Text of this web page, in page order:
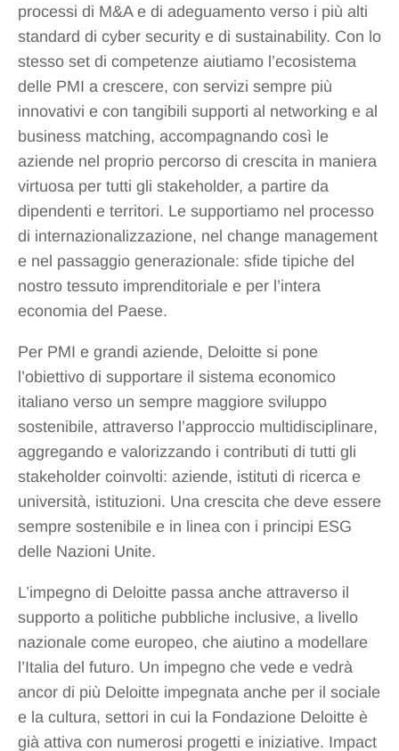
processi di M&A e di adeguamento verso i più alti
standard di cyber security e di sustainability. Con lo
stesso set di competenze aiutiamo l’ecosistema
delle PMI a crescere, con servizi sempre più
innovativi e con tangibili supporti al networking e al
business matching, accompagnando così le
aziende nel proprio percorso di crescita in maniera
virtuosa per tutti gli stakeholder, a partire da
dipendenti e territori. Le supportiamo nel processo
di internazionalizzazione, nel change management
e nel passaggio generazionale: sfide tipiche del
nostro tessuto imprenditoriale e per l’intera
economia del Paese.
Per PMI e grandi aziende, Deloitte si pone
l’obiettivo di supportare il sistema economico
italiano verso un sempre maggiore sviluppo
sostenibile, attraverso l’approccio multidisciplinare,
aggregando e valorizzando i contributi di tutti gli
stakeholder coinvolti: aziende, istituti di ricerca e
università, istituzioni. Una crescita che deve essere
sempre sostenibile e in linea con i principi ESG
delle Nazioni Unite.
L’impegno di Deloitte passa anche attraverso il
supporto a politiche pubbliche inclusive, a livello
nazionale come europeo, che aiutino a modellare
l’Italia del futuro. Un impegno che vede e vedrà
ancor di più Deloitte impegnata anche per il sociale
e la cultura, settori in cui la Fondazione Deloitte è
già attiva con numerosi progetti e iniziative. Impact